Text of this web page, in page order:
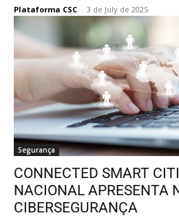
Plataforma CSC - 3 de July de 2025
Segurança
CONNECTED SMART
NACIONAL APRESENTA
CIBERSEGURANÇA